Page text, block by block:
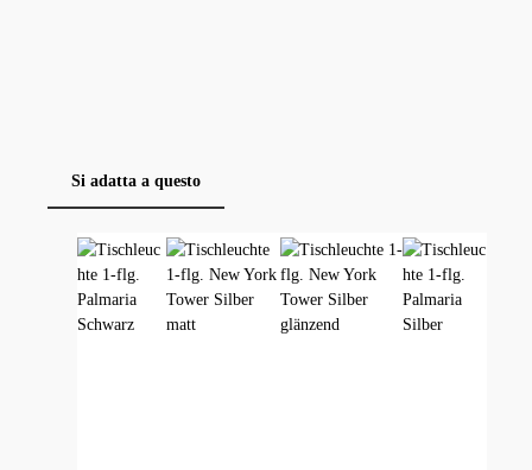
Si adatta a questo
Salta la galleria dei prodotti